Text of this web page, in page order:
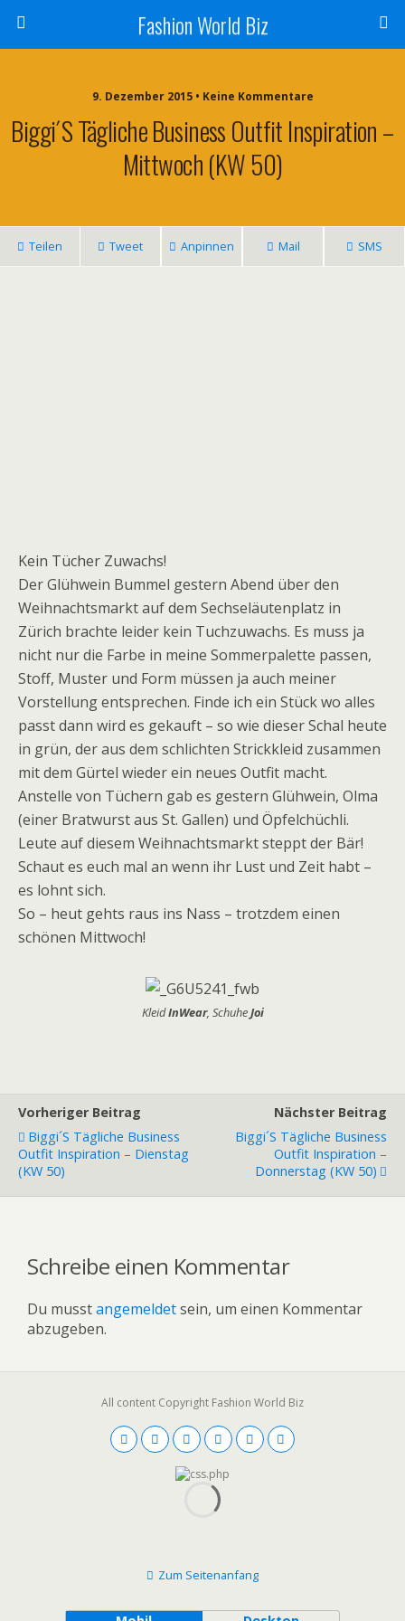
Fashion World Biz
9. Dezember 2015 • Keine Kommentare
Biggi´s Tägliche Business Outfit Inspiration –
Mittwoch (KW 50)
Teilen Tweet Anpinnen Mail SMS
Kein Tücher Zuwachs!
Der Glühwein Bummel gestern Abend über den
Weihnachtsmarkt auf dem Sechseläutenplatz in
Zürich brachte leider kein Tuchzuwachs. Es muss ja
nicht nur die Farbe in meine Sommerpalette passen,
Stoff, Muster und Form müssen ja auch meiner
Vorstellung entsprechen. Finde ich ein Stück wo alles
passt dann wird es gekauft – so wie dieser Schal heute
in grün, der aus dem schlichten Strickkleid zusammen
mit dem Gürtel wieder ein neues Outfit macht.
Anstelle von Tüchern gab es gestern Glühwein, Olma
(einer Bratwurst aus St. Gallen) und Öpfelchüchli.
Leute auf diesem Weihnachtsmarkt steppt der Bär!
Schaut es euch mal an wenn ihr Lust und Zeit habt –
es lohnt sich.
So – heut gehts raus ins Nass – trotzdem einen
schönen Mittwoch!
KleidInWear, SchuheJoi
Vorheriger Beitrag
Biggi´s Tägliche Business
Outfit Inspiration – Dienstag
(KW 50)
Nächster Beitrag
Biggi´s Tägliche Business
Outfit Inspiration –
Donnerstag (KW 50)
Schreibe einen Kommentar
Du musstangemeldetsein, um einen Kommentar
abzugeben.
All content Copyright Fashion World Biz
Zum Seitenanfang